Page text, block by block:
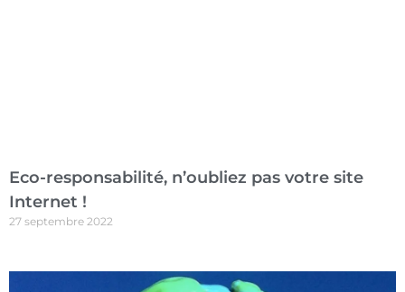
Eco-responsabilité, n’oubliez pas votre site
Internet !
27 septembre 2022